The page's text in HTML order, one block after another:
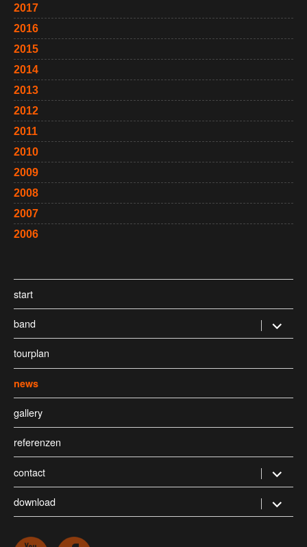
2017
2016
2015
2014
2013
2012
2011
2010
2009
2008
2007
2006
start
band
öffnen
tourplan
news
gallery
referenzen
contact
öffnen
download
öffnen